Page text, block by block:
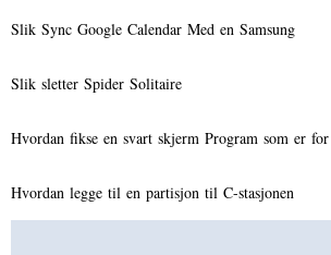
Slik Sync Google Calendar Med en Samsung
Slik sletter Spider Solitaire
Hvordan fikse en svart skjerm Program som er
Hvordan legge til en partisjon til C-stasjonen